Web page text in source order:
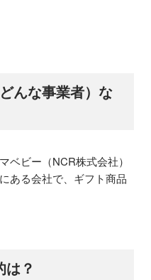
んな事業者）な
ベビー（NCR株式会社）
ある会社で、ギフト商品
は？